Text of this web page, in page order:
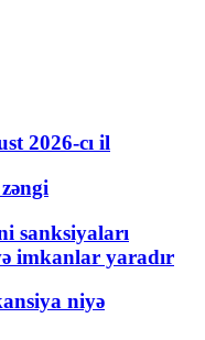
2026-cı il
sanksiyaları
imkanlar yaradır
niyə